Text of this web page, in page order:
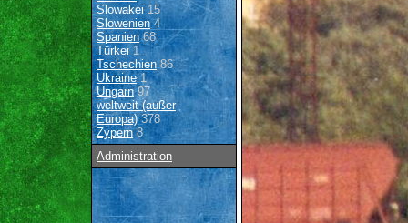
Slowakei15
Slowenien4
Spanien68
Türkei1
Tschechien 86
Ukraine1
Ungarn97
weltweit (außer
Europa)378
Zypern8
Administration